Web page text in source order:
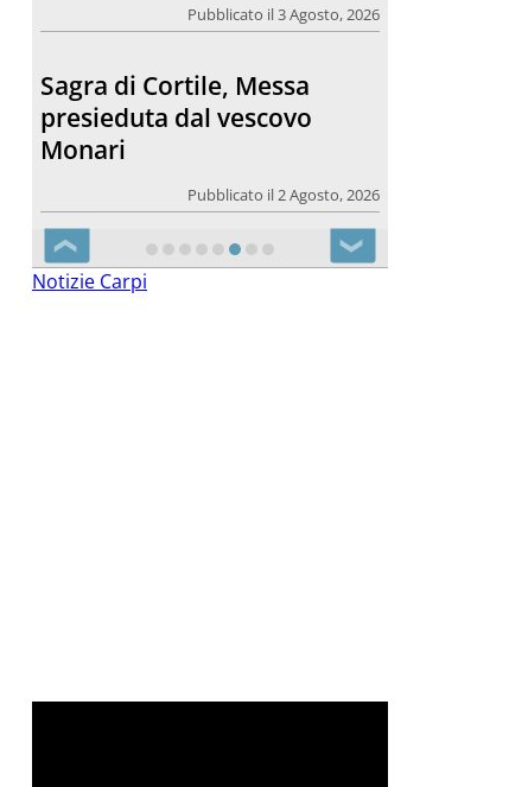
Pubblicato il 3 Agosto, 2026
Sagra di Cortile, Messa
presieduta dal vescovo
Monari
Pubblicato il 2 Agosto, 2026
❮ ❯
Notizie Carpi